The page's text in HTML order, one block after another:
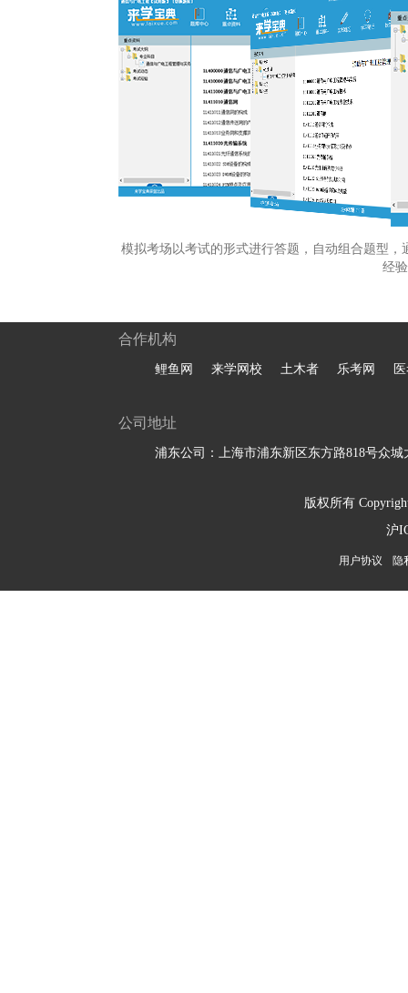
模拟考场以考试的形式进行答题，自动组合题型
经
合作机构
鲤鱼网 来学网校 土木者 乐考网
公司地址
浦东公司：上海市浦东新区东方路818号众城
版权所有
沪
用户协议 隐